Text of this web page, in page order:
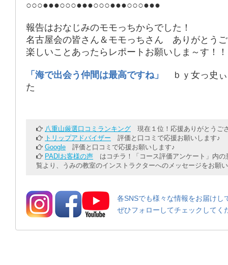
○○○●●●○○○●●●○○○●●●○○○●●●
報告はおなじみのモモっちからでした！
名古屋会の皆さん ＆ モモっち さん ありがとう
楽しいことあったらレポートお願いしま～す！！
「海で出会う仲間は最高ですね」
ｂｙ女っ史
た
八重山厳選口コミランキング 現在１位！応援ありがとうご
トリップアドバイザー 評価と口コミで応援お願いします♪
Google 評価と口コミで応援お願いします♪
PADIお客様の声 はコチラ！「コース評価アンケート」内の
覧より、うみの教室のインストラクターへのメッセージをお願
各SNSでも様々な情報をお届けし
ぜひフォローしてチェックしてく